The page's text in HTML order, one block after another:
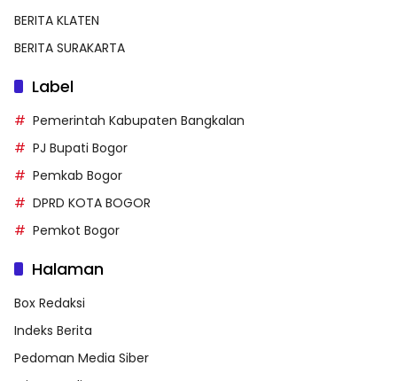
BERITA KLATEN
BERITA SURAKARTA
Label
Pemerintah Kabupaten Bangkalan
PJ Bupati Bogor
Pemkab Bogor
DPRD KOTA BOGOR
Pemkot Bogor
Halaman
Box Redaksi
Indeks Berita
Pedoman Media Siber